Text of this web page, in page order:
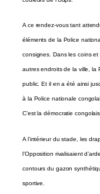
A ce rendez-vous tant
éléments de la Police
consignes. Dans les coins
autres endroits de la ville, la
public. Et il en a été ainsi
à la Police nationale
C’est la démocratie
A l’intérieur du stade, les
l’Opposition rivalisaient
contours du gazon
sportive.